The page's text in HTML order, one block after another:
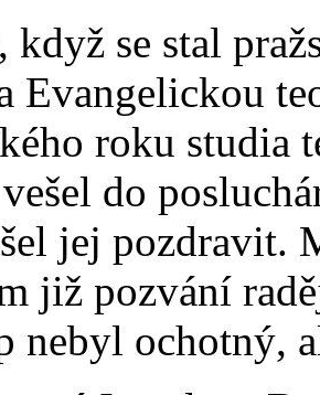
když se stal
Evangelickou
roku studia
do
jej pozdravit.
již pozvání
nebyl ochotný,